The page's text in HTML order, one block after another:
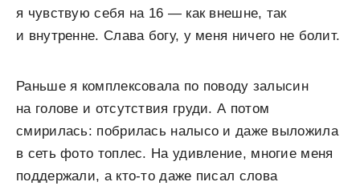
я чувствую себя на 16 — как внешне, так
и внутренне. Слава богу, у меня ничего не болит.
Раньше я комплексовала по поводу залысин
на голове и отсутствия груди. А потом
смирилась: побрилась налысо и даже выложила
в сеть фото топлес. На удивление, многие меня
поддержали, а кто-то даже писал слова